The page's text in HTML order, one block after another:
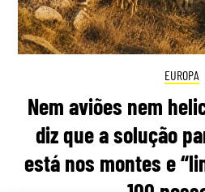
EUROPA
Nem aviões nem
diz que a solução
está nos montes e